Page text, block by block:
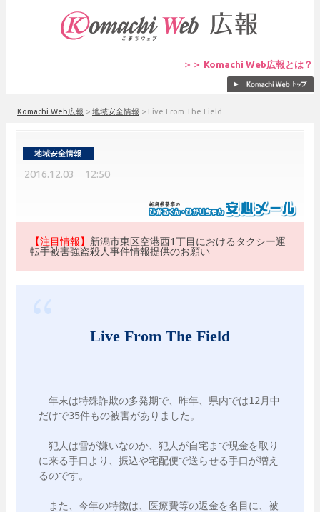
＞＞ Komachi Web広報とは？
Komachi Web広報 > 地域安全情報 > Live From The Field
2016.12.03 12:50
【注目情報】 新潟市東区空港西1丁目におけるタクシー運
転手被害強盗殺人事件情報提供のお願い
Live From The Field
年末は特殊詐欺の多発期で、昨年、県内では12月中
だけで35件もの被害がありました。
犯人は雪が嫌いなのか、犯人が自宅まで現金を取り
に来る手口より、振込や宅配便で送らせる手口が増え
るのです。
また、今年の特徴は、医療費等の返金を名目に、被